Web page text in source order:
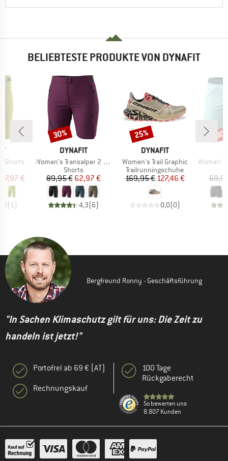
BELIEBTESTE PRODUKTE VON DYNAFIT
Shorts
Preis
77,97 €
( 1)
MARKE
DYNAFIT
Artikel
Women's Transalper 2 Light DST Shorts
Produktgruppe
Shorts
Preis
89,95 €reduzierter Preis
62,97 €
4,3(6)
Rabatt
30%
MARKE
DYNAFIT
Artikel
Women's Trail Graphic
Produktgruppe
Trailrunningschuhe
Preis
169,95 €reduzierter Preis
127,46 €
0,0(0)
Rabatt
25%
Artikel
Women's
Bergfreund Ronny - Geschäftsführung
"In Sachen Klimaschutz gilt für uns: Die Zeit zu
handeln ist jetzt!"
Portofrei ab 69 € (AT)
Rechnungskauf
100 Tage
Rückgaberecht
So bewerten uns
8.807 Kunden